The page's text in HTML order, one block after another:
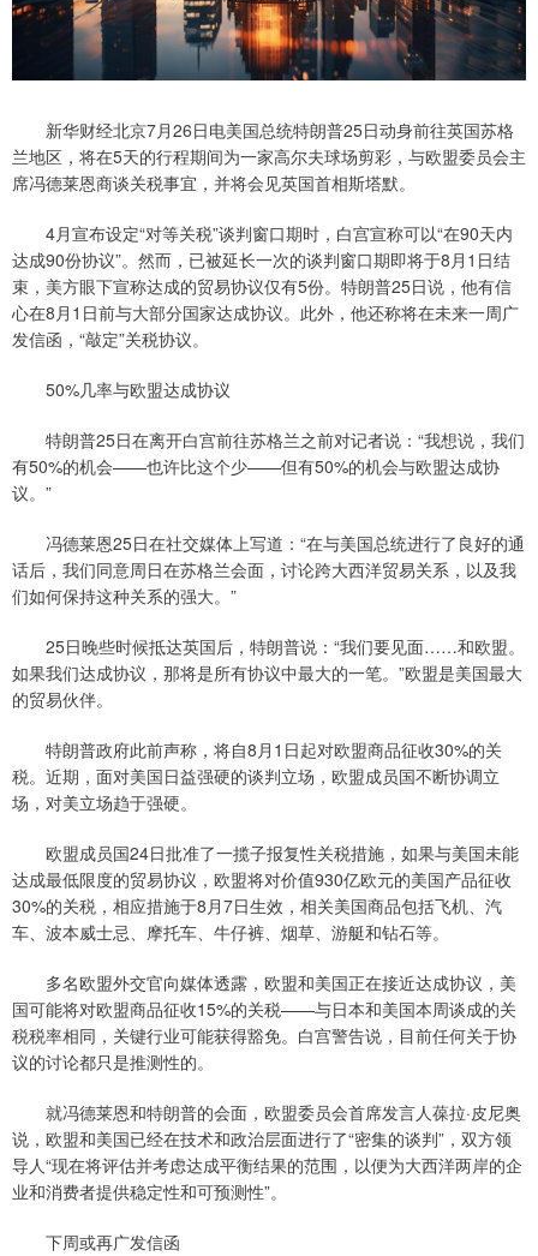
新华财经北京7月26日电美国总统特朗普25日动身前往英国苏格
兰地区，将在5天的行程期间为一家高尔夫球场剪彩，与欧盟委员会主
席冯德莱恩商谈关税事宜，并将会见英国首相斯塔默。
4月宣布设定“对等关税”谈判窗口期时，白宫宣称可以“在90天内
达成90份协议”。然而，已被延长一次的谈判窗口期即将于8月1日结
束，美方眼下宣称达成的贸易协议仅有5份。特朗普25日说，他有信
心在8月1日前与大部分国家达成协议。此外，他还称将在未来一周广
发信函，“敲定”关税协议。
50%几率与欧盟达成协议
特朗普25日在离开白宫前往苏格兰之前对记者说：“我想说，我们
有50%的机会——也许比这个少——但有50%的机会与欧盟达成协
议。”
冯德莱恩25日在社交媒体上写道：“在与美国总统进行了良好的通
话后，我们同意周日在苏格兰会面，讨论跨大西洋贸易关系，以及我
们如何保持这种关系的强大。”
25日晚些时候抵达英国后，特朗普说：“我们要见面……和欧盟。
如果我们达成协议，那将是所有协议中最大的一笔。”欧盟是美国最大
的贸易伙伴。
特朗普政府此前声称，将自8月1日起对欧盟商品征收30%的关
税。近期，面对美国日益强硬的谈判立场，欧盟成员国不断协调立
场，对美立场趋于强硬。
欧盟成员国24日批准了一揽子报复性关税措施，如果与美国未能
达成最低限度的贸易协议，欧盟将对价值930亿欧元的美国产品征收
30%的关税，相应措施于8月7日生效，相关美国商品包括飞机、汽
车、波本威士忌、摩托车、牛仔裤、烟草、游艇和钻石等。
多名欧盟外交官向媒体透露，欧盟和美国正在接近达成协议，美
国可能将对欧盟商品征收15%的关税——与日本和美国本周谈成的关
税税率相同，关键行业可能获得豁免。白宫警告说，目前任何关于协
议的讨论都只是推测性的。
就冯德莱恩和特朗普的会面，欧盟委员会首席发言人葆拉·皮尼奥
说，欧盟和美国已经在技术和政治层面进行了“密集的谈判”，双方领
导人“现在将评估并考虑达成平衡结果的范围，以便为大西洋两岸的企
业和消费者提供稳定性和可预测性”。
下周或再广发信函